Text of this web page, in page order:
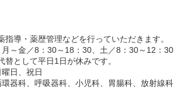
指導・薬歴管理などを行っていただきます。
～金／8：30～18：30、土／8：30～12：30
として平日1日が休みです。
日、祝日
器科、呼吸器科、小児科、胃腸科、放射線科